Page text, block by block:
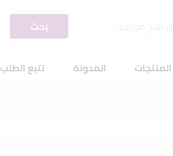
بحث
المنتجات المدونة تتبع الطلب